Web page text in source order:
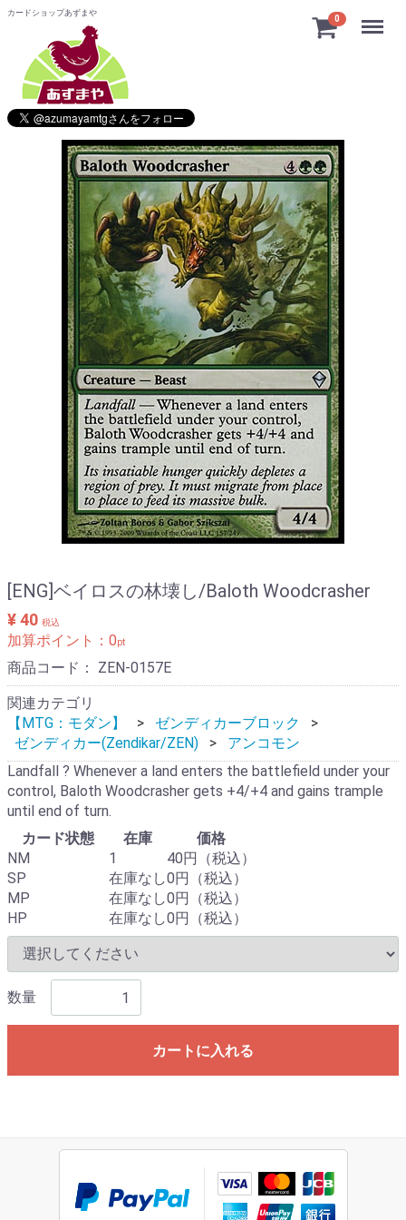
カードショップあずまや
0 Menu
[ENG]ベイロスの林壊し/Baloth Woodcrasher
¥ 40 税込
加算ポイント： 0pt
商品コード： ZEN-0157E
関連カテゴリ
【MTG：モダン】
ゼンディカーブロック
ゼンディカー(Zendikar/ZEN)
アンコモン
Landfall ? Whenever a land enters the battlefield under your
control, Baloth Woodcrasher gets +4/+4 and gains trample
until end of turn.
カード状態
在庫
価格
NM
1
40円（税込）
SP
在庫なし0円（税込）
MP
在庫なし0円（税込）
HP
在庫なし0円（税込）
数量
カートに入れる